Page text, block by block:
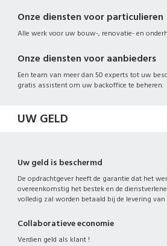
Onze diensten voor particulieren
Alle werk voor uw bouw-, renovatie- en
Onze diensten voor aanbieders
Een team van meer dan 50 experts tot uw
gratis assistent om uw backoffice te beheren.
UW GELD
Uw geld is beschermd
De opdrachtgever heeft de garantie dat het
overeenkomstig het bestek en de
volledig zal worden betaald bij de levering van
Collaboratieve economie
Verdien geld als klant !